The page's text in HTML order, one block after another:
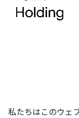
私たちはこのウェ